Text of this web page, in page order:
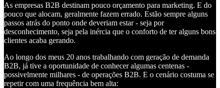
As empresas B2B destinam pouco orçamento para marketing. E do
pouco que alocam, geralmente fazem errado. Estão sempre alguns
passos atrás do ponto onde deveriam estar - seja por
desconhecimento, seja pela inércia que o conforto de ter alguns bons
clientes acaba gerando.
Ao longo dos meus 20 anos trabalhando com geração de demanda
B2B, já tive a oportunidade de conhecer algumas centenas -
possivelmente milhares - de operações B2B. E o cenário costuma se
repetir com uma frequência bem alta: